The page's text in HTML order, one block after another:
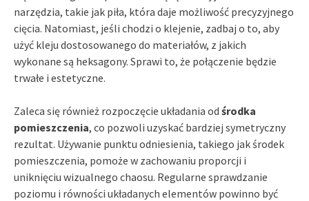
narzędzia, takie jak piła, która daje możliwość precyzyjnego
cięcia. Natomiast, jeśli chodzi o klejenie, zadbaj o to, aby
użyć kleju dostosowanego do materiałów, z jakich
wykonane są heksagony. Sprawi to, że połączenie będzie
trwałe i estetyczne.
Zaleca się również rozpoczęcie układania od środka
pomieszczenia, co pozwoli uzyskać bardziej symetryczny
rezultat. Używanie punktu odniesienia, takiego jak środek
pomieszczenia, pomoże w zachowaniu proporcji i
uniknięciu wizualnego chaosu. Regularne sprawdzanie
poziomu i równości układanych elementów powinno być